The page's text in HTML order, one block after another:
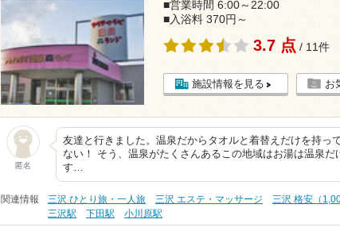
■営業時間 6:00～22:00
■入浴料 370円～
3.7 点 / 11件
施設情報を見る お
匿名
友達と行きました。温泉だからタオルと着替えだけを持っ
ない！ そう、温泉がたくさんあるこの地域はお湯は温泉
す…
関連情報 三沢 ひとり旅・一人旅 三沢 エステ・マッサージ 三沢 格安（
三沢駅
下田駅 小川原駅